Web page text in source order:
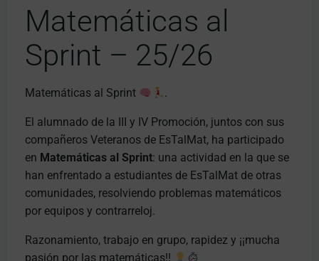
Matemáticas al
Sprint – 25/26
Matemáticas al Sprint .
El alumnado de la III y IV Promoción, juntos con sus
compañeros Veteranos de EsTalMat, ha participado
en Matemáticas al Sprint: una actividad en la que se
han enfrentado a estudiantes de EsTalMat de otras
comunidades, resolviendo problemas matemáticos
por equipos y contrarreloj.
Razonamiento, trabajo en grupo, rapidez y ¡¡mucha
pasión por las matemáticas!!